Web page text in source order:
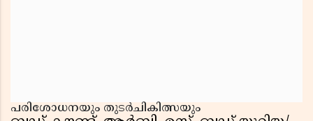
പരിശോധനയും തുടർചികിത്സയും